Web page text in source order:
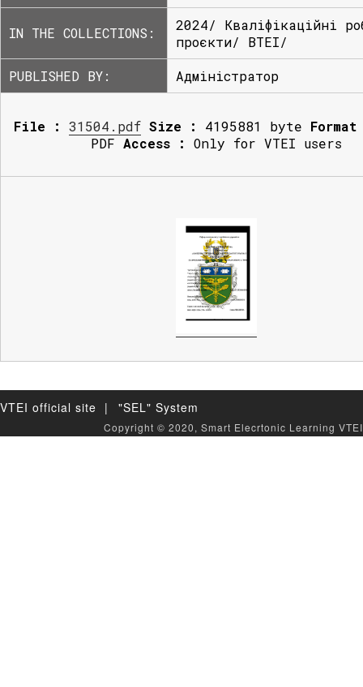
IN THE COLLECTIONS:
2024/ Кваліфікаційні
проєкти/ ВТЕІ/
PUBLISHED BY:
Адміністратор
File : 31504.pdf Size : 4195881 byte
PDF Access : Only for VTEI users
VTEI official site | "SEL" System
Copyright © 2020, Smart Elecrtonic Learning VTEI